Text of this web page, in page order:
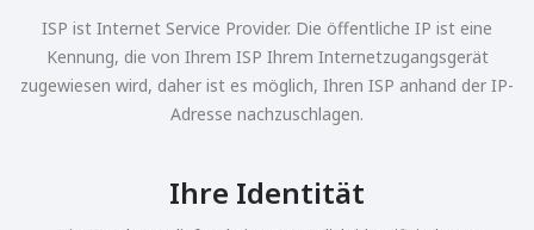
ISP ist Internet Service Provider. Die öffentliche IP ist eine
Kennung, die von Ihrem ISP Ihrem Internetzugangsgerät
zugewiesen wird, daher ist es möglich, Ihren ISP anhand der IP-
Adresse nachzuschlagen.
Ihre Identität